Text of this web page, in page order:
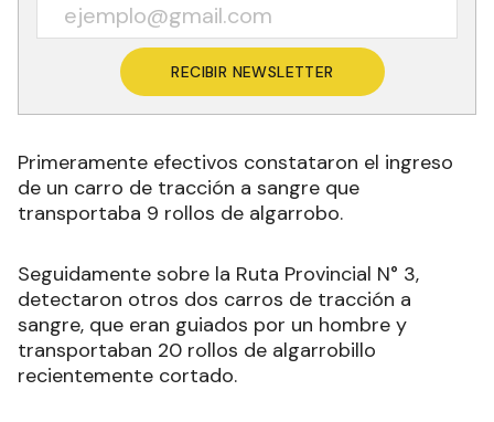
RECIBIR NEWSLETTER
Primeramente efectivos constataron el ingreso
de un carro de tracción a sangre que
transportaba 9 rollos de algarrobo.
Seguidamente sobre la Ruta Provincial N° 3,
detectaron otros dos carros de tracción a
sangre, que eran guiados por un hombre y
transportaban 20 rollos de algarrobillo
recientemente cortado.